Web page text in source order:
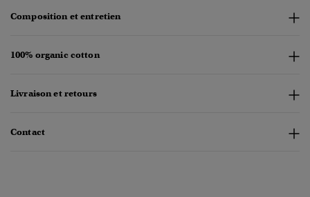
Composition et entretien
100% organic cotton
Livraison et retours
Contact